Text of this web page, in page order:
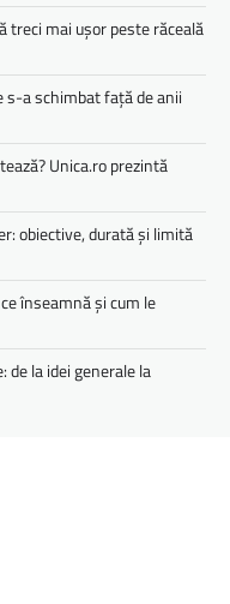
treci mai ușor peste răceală
s-a schimbat față de anii
Unica.ro prezintă
obiective, durată și limită
înseamnă și cum le
de la idei generale la